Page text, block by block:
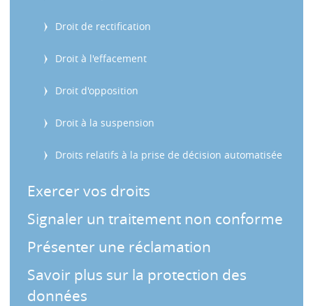
Droit de rectification
Droit à l'effacement
Droit d'opposition
Droit à la suspension
Droits relatifs à la prise de décision automatisée
Exercer vos droits
Signaler un traitement non conforme
Présenter une réclamation
Savoir plus sur la protection des
données